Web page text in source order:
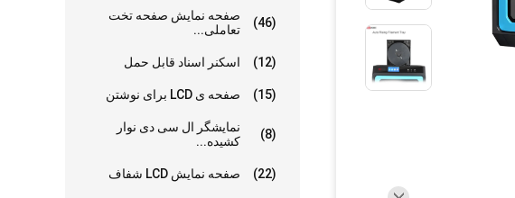
صفحه نمایش صفحه تخت
تعاملی...
(46)
اسکنر اسناد قابل حمل (12)
صفحه ی LCD برای نوشتن (15)
نمایشگر ال سی دی نوار
کشیده...
(8)
صفحه نمایش LCD شفاف (22)